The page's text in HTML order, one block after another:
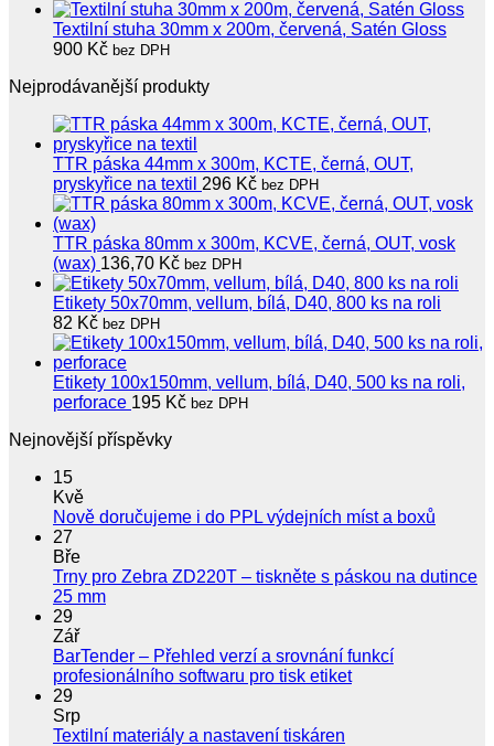
Textilní stuha 30mm x 200m, červená, Satén Gloss
900 Kč bez DPH
Nejprodávanější produkty
TTR páska 44mm x 300m, KCTE, černá, OUT,
pryskyřice na textil 296 Kč bez DPH
TTR páska 80mm x 300m, KCVE, černá, OUT, vosk
(wax) 136,70 Kč bez DPH
Etikety 50x70mm, vellum, bílá, D40, 800 ks na roli
82 Kč bez DPH
Etikety 100x150mm, vellum, bílá, D40, 500 ks na roli,
perforace 195 Kč bez DPH
Nejnovější příspěvky
15
Kvě
Nově doručujeme i do PPL výdejních míst a boxů
textu
27
Bře
Trny pro Zebra ZD220T – tiskněte s páskou na dutince
25 mmŽádné
textu
s
pro
29
Zář
BarTender – Přehled verzí a srovnání funkcí
profesionálního softwaru pro tisk etiketŽádné
29
Srp
Textilní materiály a nastavení tiskáren